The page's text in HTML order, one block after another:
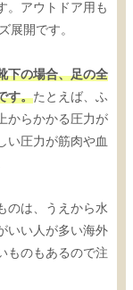
。アウトドア用も
展開です。
下の場合、足の全
す。たとえば、ふ
からかかる圧力が
い圧力が筋肉や血
のは、うえから水
いい人が多い海外
ものもあるので注